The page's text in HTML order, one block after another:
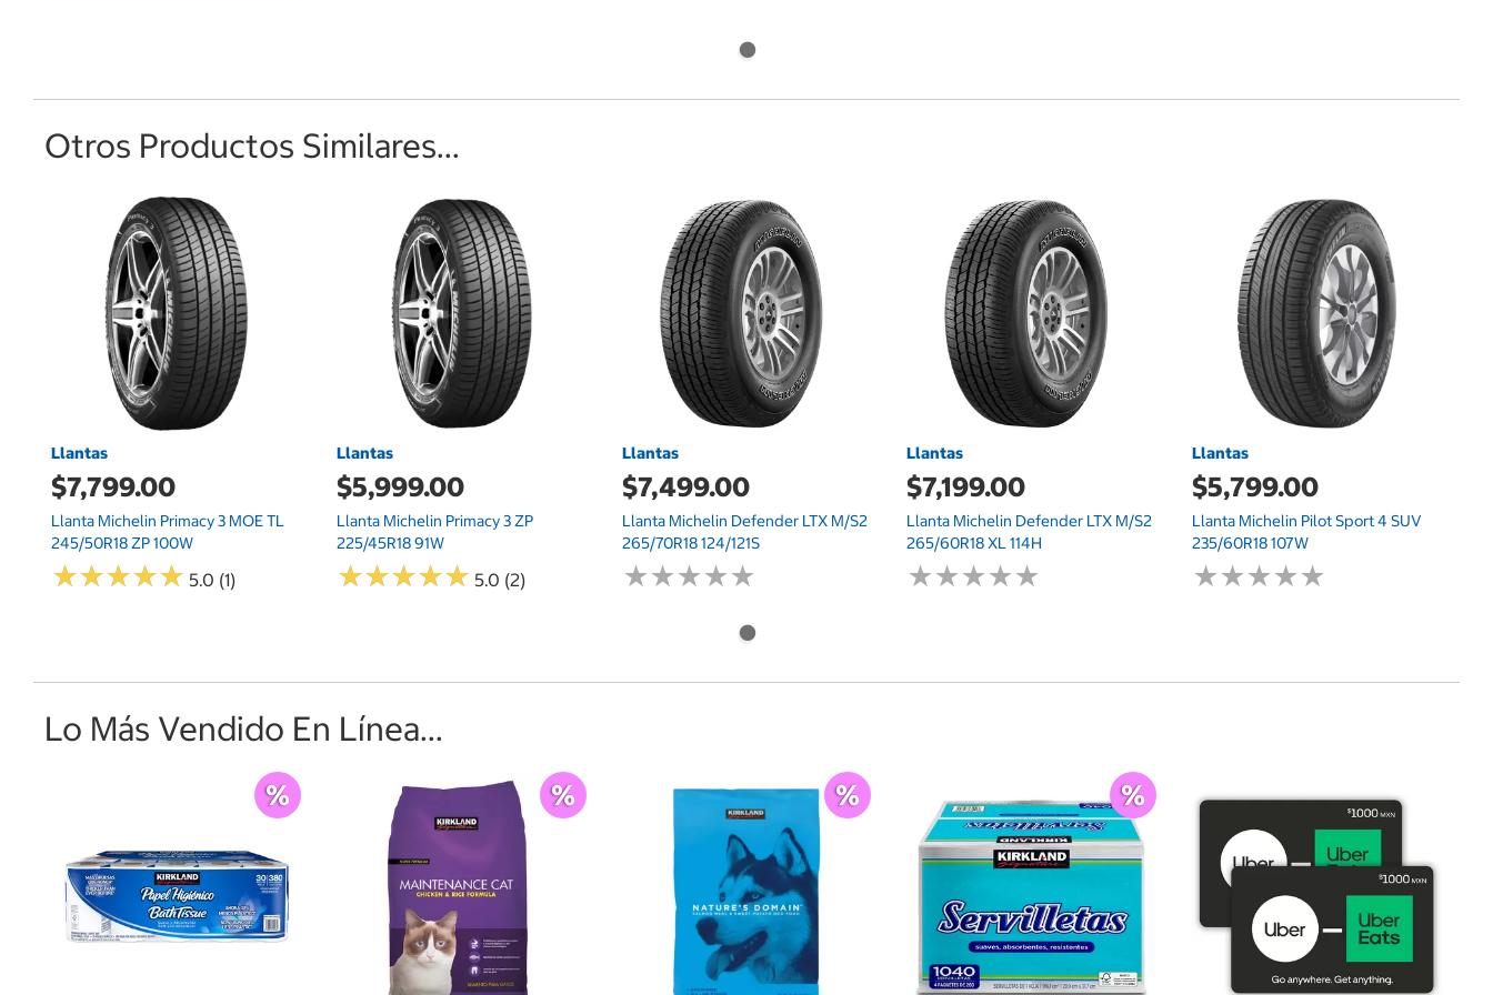
Otros Productos Similares...
Llantas
$7,799.00
Llanta Michelin Primacy 3 MOE TL
245/50R18 ZP 100W
★★★★★
★★★★★ 5.0 (1)
Llantas
$5,999.00
Llanta Michelin Primacy 3 ZP
225/45R18 91W
★★★★★
★★★★★ 5.0 (2)
Llantas
$7,499.00
Llanta Michelin Defender LTX M/S2
265/70R18 124/121S
★★★★★
★★★★★
Llantas
$7,199.00
Llanta Michelin Defender LTX M/S2
265/60R18 XL 114H
★★★★★
★★★★★
Llantas
$5,799.00
Llanta Michelin Pilot Sport 4 SUV
235/60R18 107W
★★★★★
★★★★★
Lo Más Vendido En Línea...